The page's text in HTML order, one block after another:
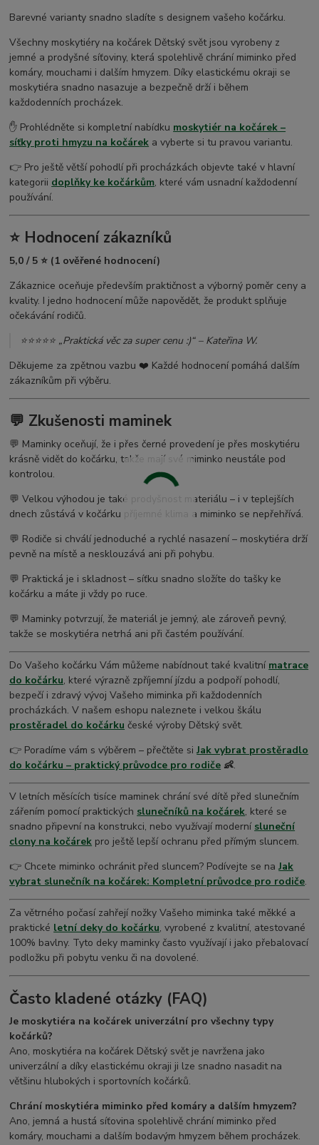
Barevné varianty snadno sladíte s designem vašeho kočárku.
Všechny moskytiéry na kočárek Dětský svět jsou vyrobeny z
jemné a prodyšné síťoviny, která spolehlivě chrání miminko před
komáry, mouchami i dalším hmyzem. Díky elastickému okraji se
moskytiéra snadno nasazuje a bezpečně drží i během
každodenních procházek.
✋ Prohlédněte si kompletní nabídku moskytiér na kočárek –
síťky proti hmyzu na kočárek a vyberte si tu pravou variantu.
👉 Pro ještě větší pohodlí při procházkách objevte také v hlavní
kategorii doplňky ke kočárkům, které vám usnadní každodenní
používání.
⭐ Hodnocení zákazníků
5,0 / 5 ⭐ (1 ověřené hodnocení)
Zákaznice oceňuje především praktičnost a výborný poměr ceny a
kvality. I jedno hodnocení může napovědět, že produkt splňuje
očekávání rodičů.
⭐⭐⭐⭐⭐ „Praktická věc za super cenu :)“ – Kateřina W.
Děkujeme za zpětnou vazbu ❤️ Každé hodnocení pomáhá dalším
zákazníkům při výběru.
💬 Zkušenosti maminek
💬 Maminky oceňují, že i přes černé provedení je přes moskytiéru
krásně vidět do kočárku, takže mají své miminko neustále pod
kontrolou.
💬 Velkou výhodou je také prodyšnost materiálu – i v teplejších
dnech zůstává v kočárku příjemné klima a miminko se nepřehřívá.
💬 Rodiče si chválí jednoduché a rychlé nasazení – moskytiéra drží
pevně na místě a nesklouzává ani při pohybu.
💬 Praktická je i skladnost – síťku snadno složíte do tašky ke
kočárku a máte ji vždy po ruce.
💬 Maminky potvrzují, že materiál je jemný, ale zároveň pevný,
takže se moskytiéra netrhá ani při častém používání.
Do Vašeho kočárku Vám můžeme nabídnout také kvalitní matrace
do kočárku, které výrazně zpříjemní jízdu a podpoří pohodlí,
bezpečí i zdravý vývoj Vašeho miminka při každodenních
procházkách. V našem eshopu naleznete i velkou škálu
prostěradel do kočárku české výroby Dětský svět.
👉 Poradíme vám s výběrem – přečtěte siJak vybrat prostěradlo
do kočárku – praktický průvodce pro rodiče 👶.
V letních měsících tisíce maminek chrání své dítě před slunečním
zářením pomocí praktických slunečníků na kočárek, které se
snadno připevní na konstrukci, nebo využívají moderní sluneční
clony na kočárek pro ještě lepší ochranu před přímým sluncem.
👉 Chcete miminko ochránit před sluncem? Podívejte se naJak
vybrat slunečník na kočárek: Kompletní průvodce pro rodiče.
Za větrného počasí zahřejí nožky Vašeho miminka také měkké a
praktické letní deky do kočárku, vyrobené z kvalitní, atestované
100% bavlny. Tyto deky maminky často využívají i jako přebalovací
podložku při pobytu venku či na dovolené.
Často kladené otázky (FAQ)
Je moskytiéra na kočárek univerzální pro všechny typy
kočárků?
Ano, moskytiéra na kočárek Dětský svět je navržena jako
univerzální a díky elastickému okraji ji lze snadno nasadit na
většinu hlubokých i sportovních kočárků.
Chrání moskytiéra miminko před komáry a dalším hmyzem?
Ano, jemná a hustá síťovina spolehlivě chrání miminko před
komáry, mouchami a dalším bodavým hmyzem během procházek.